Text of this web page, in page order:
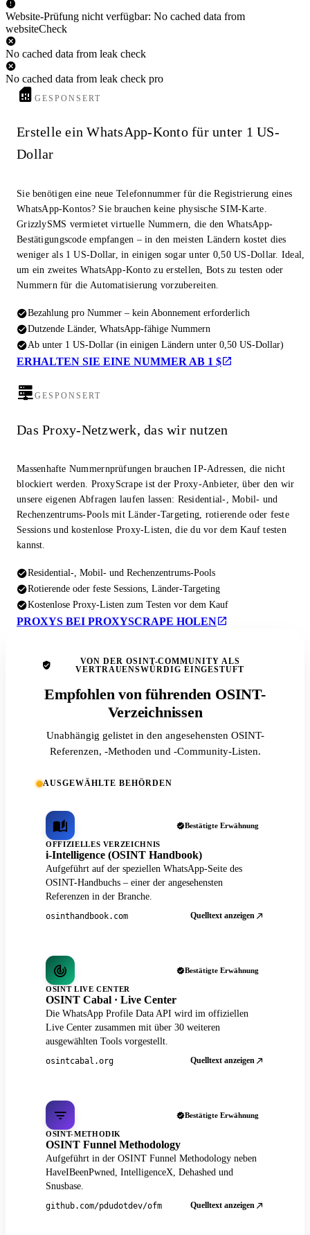
Website-Prüfung nicht verfügbar: No cached data from
websiteCheck
No cached data from leak check
No cached data from leak check pro
GESPONSERT
Erstelle ein WhatsApp-Konto für unter 1 US-
Dollar
Sie benötigen eine neue Telefonnummer für die Registrierung eines
WhatsApp-Kontos? Sie brauchen keine physische SIM-Karte.
GrizzlySMS vermietet virtuelle Nummern, die den WhatsApp-
Bestätigungscode empfangen – in den meisten Ländern kostet dies
weniger als 1 US-Dollar, in einigen sogar unter 0,50 US-Dollar. Ideal,
um ein zweites WhatsApp-Konto zu erstellen, Bots zu testen oder
Nummern für die Automatisierung vorzubereiten.
Bezahlung pro Nummer – kein Abonnement erforderlich
Dutzende Länder, WhatsApp-fähige Nummern
Ab unter 1 US-Dollar (in einigen Ländern unter 0,50 US-Dollar)
ERHALTEN SIE EINE NUMMER AB 1 $
GESPONSERT
Das Proxy-Netzwerk, das wir nutzen
Massenhafte Nummernprüfungen brauchen IP-Adressen, die nicht
blockiert werden. ProxyScrape ist der Proxy-Anbieter, über den wir
unsere eigenen Abfragen laufen lassen: Residential-, Mobil- und
Rechenzentrums-Pools mit Länder-Targeting, rotierende oder feste
Sessions und kostenlose Proxy-Listen, die du vor dem Kauf testen
kannst.
Residential-, Mobil- und Rechenzentrums-Pools
Rotierende oder feste Sessions, Länder-Targeting
Kostenlose Proxy-Listen zum Testen vor dem Kauf
PROXYS BEI PROXYSCRAPE HOLEN
VON DER OSINT-COMMUNITY ALS
VERTRAUENSWÜRDIG EINGESTUFT
Empfohlen von führenden OSINT-
Verzeichnissen
Unabhängig gelistet in den angesehensten OSINT-
Referenzen, -Methoden und -Community-Listen.
AUSGEWÄHLTE BEHÖRDEN
Bestätigte Erwähnung
OFFIZIELLES VERZEICHNIS
i-Intelligence (OSINT Handbook)
Aufgeführt auf der speziellen WhatsApp-Seite des
OSINT-Handbuchs – einer der angesehensten
Referenzen in der Branche.
osinthandbook.com Quelltext anzeigen
Bestätigte Erwähnung
OSINT LIVE CENTER
OSINT Cabal · Live Center
Die WhatsApp Profile Data API wird im offiziellen
Live Center zusammen mit über 30 weiteren
ausgewählten Tools vorgestellt.
osintcabal.org Quelltext anzeigen
Bestätigte Erwähnung
OSINT-METHODIK
OSINT Funnel Methodology
Aufgeführt in der OSINT Funnel Methodology neben
HaveIBeenPwned, IntelligenceX, Dehashed und
Snusbase.
github.com/pdudotdev/ofm Quelltext anzeigen